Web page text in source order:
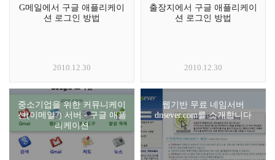
G메일에서 구글 애플리케이
션 로그인 방법
2010.12.30
출장지에서 구글 애플리케이
션 로그인 방법
2010.12.30
중소기업을 위한 커뮤니케이
션(이메일?) 서버 - 구글 애플
리케이션
웹기반 무료 네임서버
dnsever.com를 소개합니다